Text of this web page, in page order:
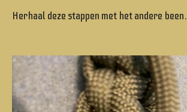
Herhaal deze stappen met het andere been.